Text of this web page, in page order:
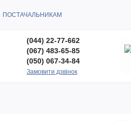
ПОСТАЧАЛЬНИКАМ
(044) 22-77-662
(067) 483-65-85
(050) 067-34-84
Замовити дзвінок